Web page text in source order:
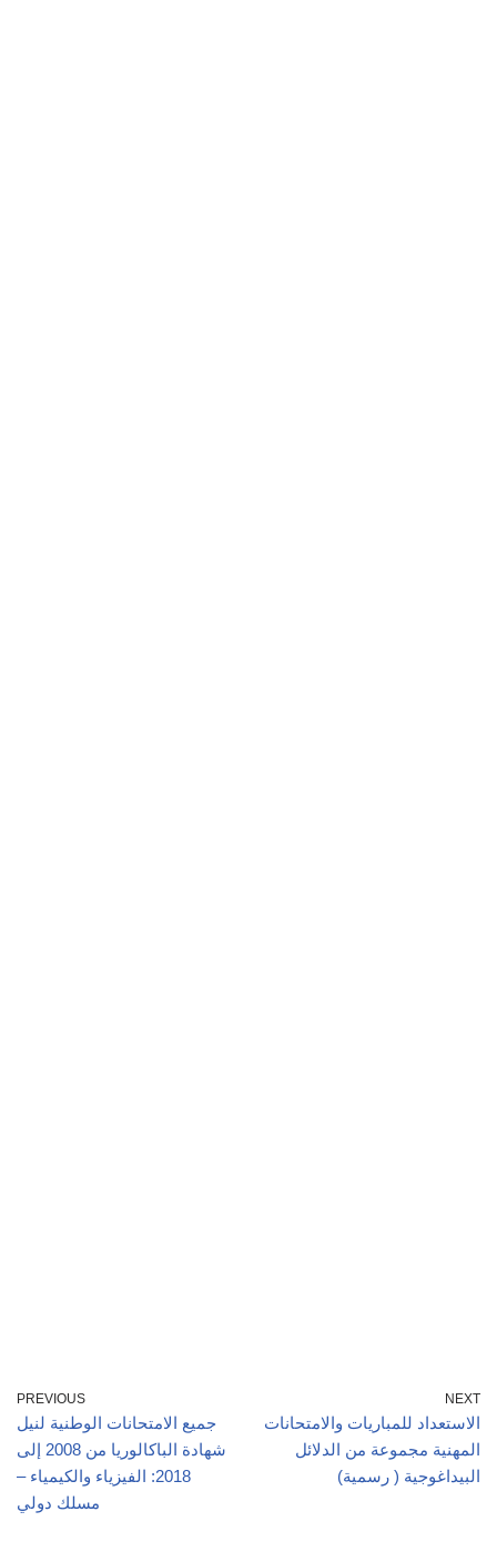
PREVIOUS
جميع الامتحانات الوطنية لنيل
شهادة الباكالوريا من 2008 إلى
2018: الفيزياء والكيمياء –
مسلك دولي
NEXT
الاستعداد للمباريات والامتحانات
المهنية مجموعة من الدلائل
البيداغوجية ( رسمية)